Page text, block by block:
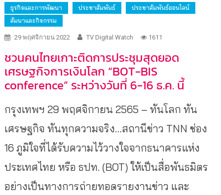
ธุรกิจและการพัฒนา ประชาสัมพันธ์
ประชาสัมพันธ์ออนไลน์
สัมนาและกิจกรรม
29 พฤศจิกายน 2022 TV Digital Watch 1611
ชวนคนไทยเกาะติดการประชุมสุดยอด
เศรษฐกิจการเงินโลก “BOT-BIS
conference” ระหว่างวันที่ 6-16 ธ.ค. นี้
กรุงเทพฯ 29 พฤศจิกายน 2565 – ทันโลก ทัน
เศรษฐกิจ ทันทุกความจริง…สถานีข่าว TNN ช่อง
16 ภูมิใจที่ได้รับความไว้วางใจจากธนาคารแห่ง
ประเทศไทย หรือ ธปท. (BOT) ให้เป็นสื่อพันธมิตร
อย่างเป็นทางการถ่ายทอดรายงานข่าว และ